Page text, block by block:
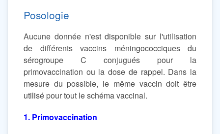
Posologie
Aucune donnée n'est disponible sur l'utilisation
de différents vaccins méningococciques du
sérogroupe C conjugués pour la
primovaccination ou la dose de rappel. Dans la
mesure du possible, le même vaccin doit être
utilisé pour tout le schéma vaccinal.
1. Primovaccination